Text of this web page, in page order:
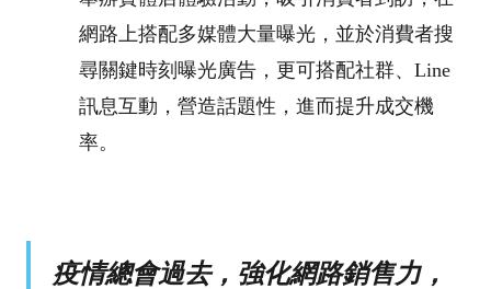
網路上搭配多媒體大量曝光，並於消費者搜
尋關鍵時刻曝光廣告，更可搭配社群、Line
訊息互動，營造話題性，進而提升成交機
率。
疫情總會過去，強化網路銷售力，